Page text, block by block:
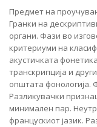
Предмет на
Гранки на
органи. Фази во
критериуми на
акустичката
транскрипција и
општата фонологија.
Разликувачки
минимален пар.
францускиот јазик.